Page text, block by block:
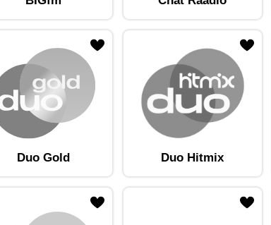
Duo Gold Duo Hitmix
lemmikute hulkaLisa raadiojaam lemmikute hulka
lemmikute hulkaLisa raadiojaam lemmikute hulka